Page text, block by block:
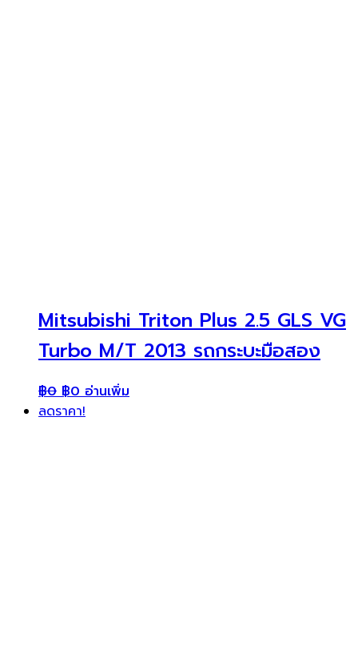
Mitsubishi Triton Plus 2.5 GLS VG
Turbo M/T 2013 รถกระบะมือสอง
฿0 ฿0 อ่านเพิ่ม
ลดราคา!